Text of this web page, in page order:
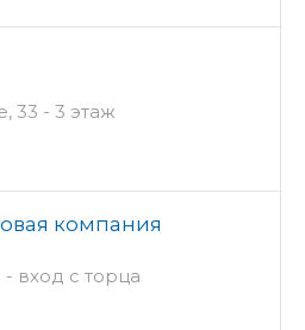
33 - 3 этаж
компания
вход с торца